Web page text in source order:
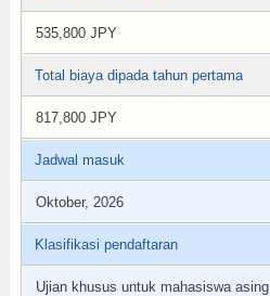
535,800 JPY
Total biaya dipada tahun pertama
817,800 JPY
Jadwal masuk
Oktober, 2026
Klasifikasi pendaftaran
Ujian khusus untuk mahasiswa asing